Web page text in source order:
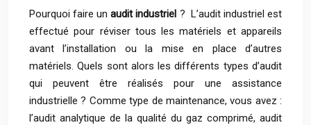
Pourquoi faire unaudit industriel ? L’audit industriel est
effectué pour réviser tous les matériels et appareils
avant l’installation ou la mise en place d’autres
matériels. Quels sont alors les différents types d’audit
qui peuvent être réalisés pour une assistance
industrielle ? Comme type de maintenance, vous avez :
l’audit analytique de la qualité du gaz comprimé, audit